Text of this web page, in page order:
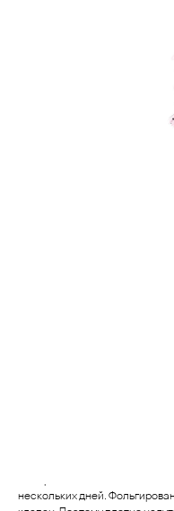
нескольких дней.